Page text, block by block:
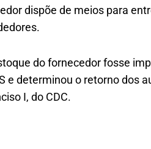
dispõe de meios para
do fornecedor fosse
e determinou o retorno dos
I, do CDC.